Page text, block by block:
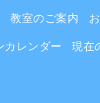
教室のご案内
カレンダー 現在